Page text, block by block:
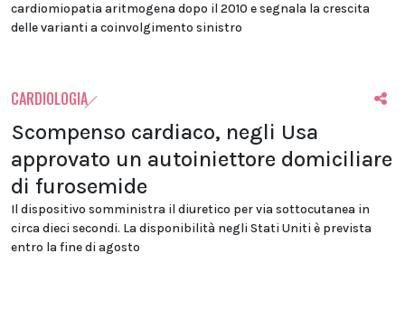
cardiomiopatia aritmogena dopo il 2010 e segnala la crescita
delle varianti a coinvolgimento sinistro
CARDIOLOGIA
Scompenso cardiaco, negli Usa
approvato un autoiniettore domiciliare
di furosemide
Il dispositivo somministra il diuretico per via sottocutanea in
circa dieci secondi. La disponibilità negli Stati Uniti è prevista
entro la fine di agosto